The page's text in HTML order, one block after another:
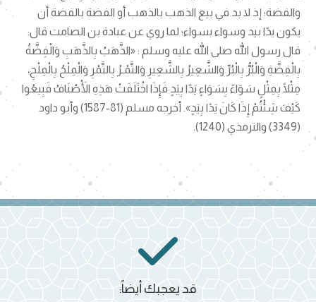
والفضة؛ إذ لا بد في بيع الذهب بالذهب أو الفضة بالفضة أن
يكون يدًا بيد وسواء بسواء؛ لما روي عن عبادة بن الصامت قال:
قال رسول الله صلى الله عليه وسلم : «الذَّهَبُ بِالذَّهَبِ وَالْفِضَّةُ
بِالْفِضَّةِ وَالْبُرُّ بِالْبُرِّ وَالشَّعِيرُ بِالشَّعِيرِ وَالتَّمْـرُ بِالتَّمْرِ وَالْمِلْحُ بِالْمِلْحِ،
مِثْلًا بِمِثْلٍ سَوَاءً بِسَوَاءٍ يَدًا بِيَدٍ فَإِذَا اخْتَلَفَتْ هَذِهِ الْأَصْنَافُ فَبِيعُوا
كَيْفَ شِئْتُمْ إِذَا كَانَ يَدًا بِيَدٍ». أخرجه مسلم (81-1587) وأبو داود
(3349) والترمذي (1240).
قد يعجبك أيضاً: